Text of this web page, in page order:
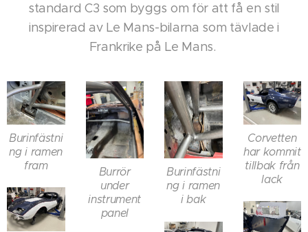
standard C3 som byggs om för att få en stil
inspirerad av Le Mans-bilarna som tävlade i
Frankrike på Le Mans.
Burinfästni
ng i ramen
fram
Burrör
under
instrument
panel
Burinfästni
ng i ramen
i bak
Corvetten
har kommit
tillbak från
lack